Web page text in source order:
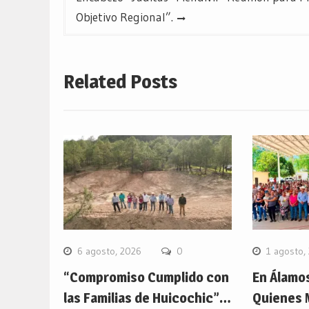
Objetivo Regional”.
Related Posts
6 agosto, 2026 0
“Compromiso Cumplido con
las Familias de Huicochic”…
1 agosto,
En
Quienes